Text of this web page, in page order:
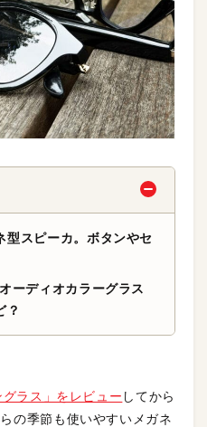
型スピーカ。ボタンやセ
ーディオカラーグラス
？
グラス」をレビュー してから
の季節も使いやすいメガネ